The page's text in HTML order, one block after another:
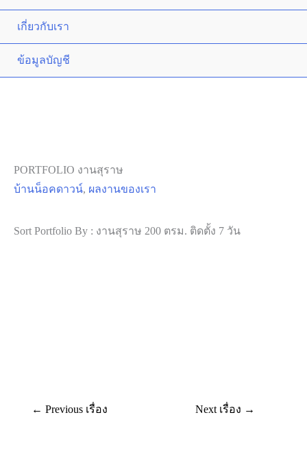
เกี่ยวกับเรา
ข้อมูลบัญชี
PORTFOLIO งานสุราษ
บ้านน็อคดาวน์, ผลงานของเรา
Sort Portfolio By : งานสุราษ 200 ตรม. ติดตั้ง 7 วัน
← Previous เรื่อง Next เรื่อง →